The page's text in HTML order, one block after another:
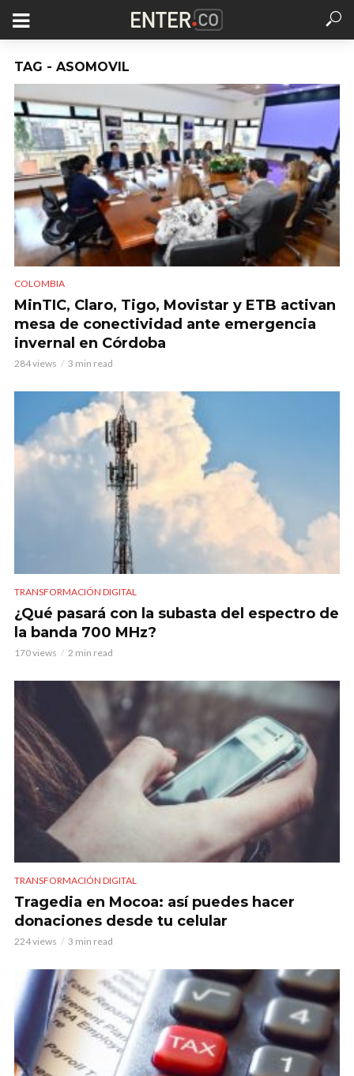
TAG - ASOMOVIL
COLOMBIA
MinTIC, Claro, Tigo, Movistar y ETB activan
mesa de conectividad ante emergencia
invernal en Córdoba
284 views 3 min read
TRANSFORMACIÓN DIGITAL
¿Qué pasará con la subasta del espectro de
la banda 700 MHz?
170 views 2 min read
TRANSFORMACIÓN DIGITAL
Tragedia en Mocoa: así puedes hacer
donaciones desde tu celular
224 views 3 min read